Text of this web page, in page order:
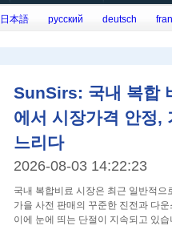
日本語 русский deutsch
SunSirs: 국내 복합
에서 시장가격 안정,
느리다
2026-08-03 14:22:23
국내 복합비료 시장은 최근 일반적
가을 사전 판매의 꾸준한 진전과 다
이에 눈에 띄는 단절이 지속되고 있